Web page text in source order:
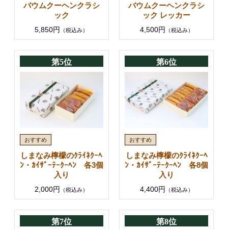
バウムクーヘンクラシ
ック
5,850円 （税込み）
バウムクーヘンクラシ
ック レッカー
4,500円 （税込み）
第5位
しまなみ檸檬のｸﾗｲﾈｸｰﾍ
ﾝ・ｶｲｻﾞｰﾃｰｸｰﾍﾝ 各3個
入り
2,000円 （税込み）
第6位
しまなみ檸檬のｸﾗｲﾈｸｰﾍ
ﾝ・ｶｲｻﾞｰﾃｰｸｰﾍﾝ 各8個
入り
4,400円 （税込み）
第7位 第8位